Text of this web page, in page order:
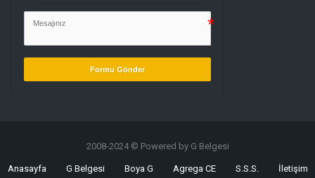
Formu Gönder
2008-2024 © Powered by G Belgesi
Anasayfa G Belgesi Boya G Agrega CE S.S.S. İletişim